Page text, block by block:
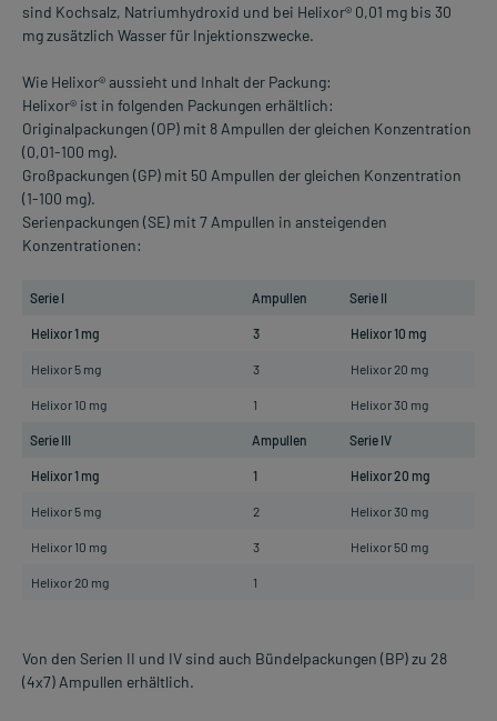
sind Kochsalz, Natriumhydroxid und bei Helixor® 0,01 mg bis 30
mg zusätzlich Wasser für Injektionszwecke.
Wie Helixor® aussieht und Inhalt der Packung:
Helixor® ist in folgenden Packungen erhältlich:
Originalpackungen (OP) mit 8 Ampullen der gleichen Konzentration
(0,01-100 mg).
Großpackungen (GP) mit 50 Ampullen der gleichen Konzentration
(1-100 mg).
Serienpackungen (SE) mit 7 Ampullen in ansteigenden
Konzentrationen:
Serie I Ampullen Serie II
Helixor 1 mg 3 Helixor 10 mg
Helixor 5 mg 3 Helixor 20 mg
Helixor 10 mg 1 Helixor 30 mg
Serie III Ampullen Serie IV
Helixor 1 mg 1 Helixor 20 mg
Helixor 5 mg 2 Helixor 30 mg
Helixor 10 mg 3 Helixor 50 mg
Helixor 20 mg 1
Von den Serien II und IV sind auch Bündelpackungen (BP) zu 28
(4x7) Ampullen erhältlich.